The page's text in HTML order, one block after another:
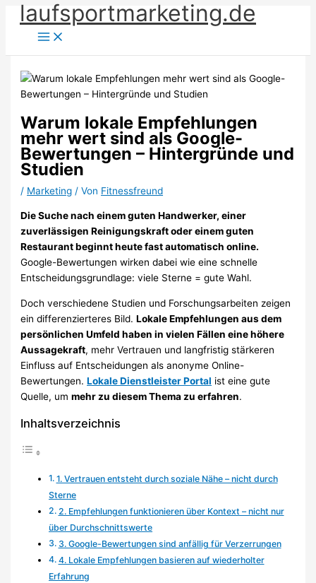
Inhalt
springen
laufsportmarketing.de
Warum lokale Empfehlungen
mehr wert sind als Google-
Bewertungen – Hintergründe und
Studien
/ Marketing / Von Fitnessfreund
Die Suche nach einem guten Handwerker, einer
zuverlässigen Reinigungskraft oder einem guten
Restaurant beginnt heute fast automatisch online.
Google-Bewertungen wirken dabei wie eine schnelle
Entscheidungsgrundlage: viele Sterne = gute Wahl.
Doch verschiedene Studien und Forschungsarbeiten zeigen
ein differenzierteres Bild.Lokale Empfehlungen aus dem
persönlichen Umfeld haben in vielen Fällen eine höhere
Aussagekraft, mehr Vertrauen und langfristig stärkeren
Einfluss auf Entscheidungen als anonyme Online-
Bewertungen.Lokale Dienstleister Portal ist eine gute
Quelle, ummehr zu diesem Thema zu erfahren.
Inhaltsverzeichnis
1. Vertrauen entsteht durch soziale Nähe – nicht durch
Sterne
2. Empfehlungen funktionieren über Kontext – nicht nur
über Durchschnittswerte
3. Google-Bewertungen sind anfällig für Verzerrungen
4. Lokale Empfehlungen basieren auf wiederholter
Erfahrung